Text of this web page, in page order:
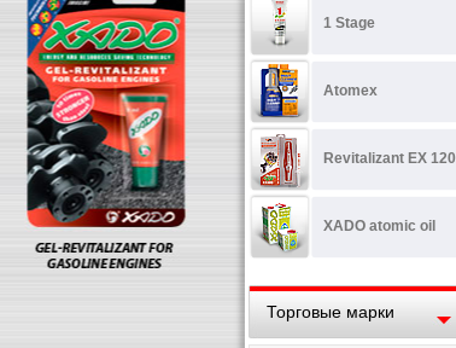
1 Stage
Atomex
Revitalizant EX 120
XADO atomic oil
Торговые марки